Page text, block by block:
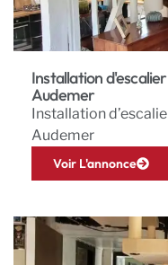
Installation
Audemer
Installation
Audemer
Voir L'annonce